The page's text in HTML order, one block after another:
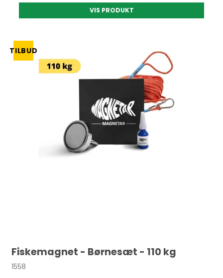
VIS PRODUKT
TILBUD
Fiskemagnet - Børnesæt - 110 kg
1558